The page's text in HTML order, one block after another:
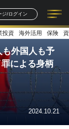
ジ/ログイン
記事一覧 連載一覧
著者一覧 書籍一覧
投資 海外活用 保険
外国人も予
による身柄
2024.10.21